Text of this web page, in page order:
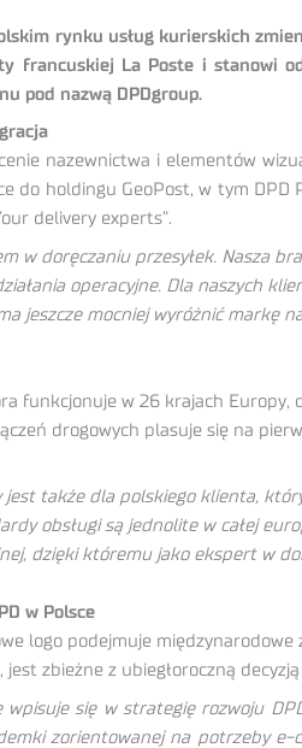
rynku usług kurierskich
francuskiej La Poste i stanowi
pod nazwą DPDgroup.
nazewnictwa i elementów
do holdingu GeoPost, w tym DPD
delivery experts”.
w doręczaniu przesyłek. Nasza
operacyjne. Dla naszych
jeszcze mocniej wyróżnić
funkcjonuje w 26 krajach Europy,
drogowych plasuje się na
jest także dla polskiego klienta,
obsługi są jednolite w całej
dzięki któremu jako ekspert w
w Polsce
logo podejmuje
zbieżne z ubiegłoroczną
wpisuje się w strategię rozwoju
zorientowanej na potrzeby